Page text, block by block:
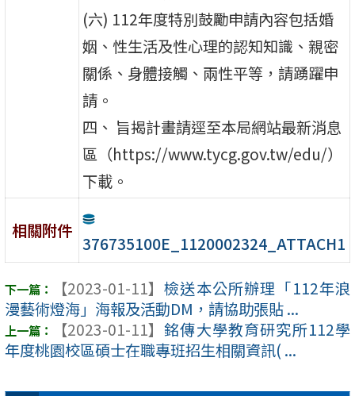
(六) 112年度特別鼓勵申請內容包括婚
姻、性生活及性心理的認知知識、親密
關係、身體接觸、兩性平等，請踴躍申
請。
四、 旨揭計畫請逕至本局網站最新消息
區（https://www.tycg.gov.tw/edu/）
下載。
相關附件
376735100E_1120002324_ATTACH1
【2023-01-11】 檢送本公所辦理「112年浪
漫藝術燈海」海報及活動DM，請協助張貼 ...
【2023-01-11】 銘傳大學教育研究所112學
年度桃園校區碩士在職專班招生相關資訊( ...